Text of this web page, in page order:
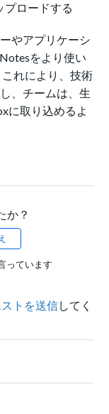
プロードする
やアプリケーシ
をより使い
れにより、技術
、チームは、生
に取り込めるよ
か？
っています
トを送信してく